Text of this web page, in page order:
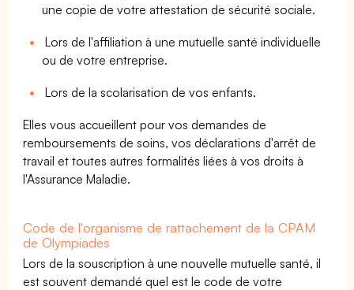
une copie de votre attestation de sécurité sociale.
Lors de l'affiliation à une mutuelle santé individuelle
ou de votre entreprise.
Lors de la scolarisation de vos enfants.
Elles vous accueillent pour vos demandes de
remboursements de soins, vos déclarations d'arrêt de
travail et toutes autres formalités liées à vos droits à
l'Assurance Maladie.
Code de l'organisme de rattachement de la CPAM
de Olympiades
Lors de la souscription à une nouvelle mutuelle santé, il
est souvent demandé quel est le code de votre